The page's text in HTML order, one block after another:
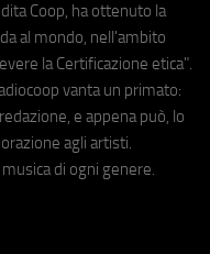
Coop, ha ottenuto la
al mondo, nell'ambito
la Certificazione etica".
vanta un primato:
e appena può, lo
agli artisti.
di ogni genere.